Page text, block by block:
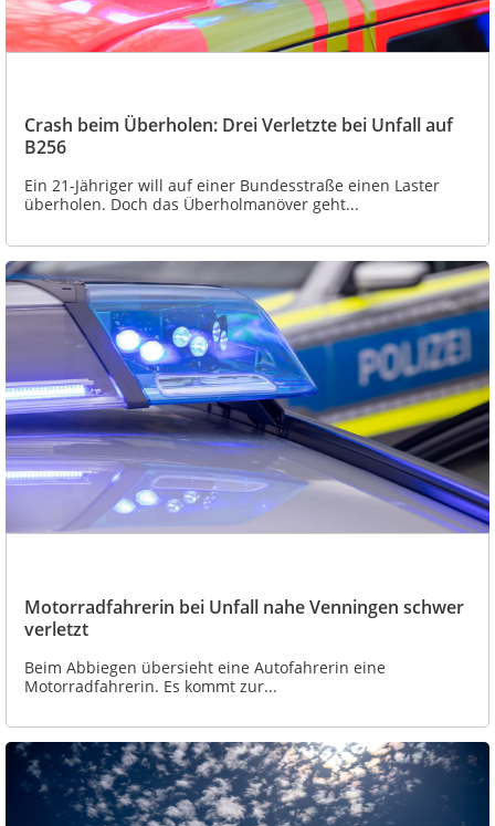
Crash beim Überholen: Drei Verletzte bei Unfall auf
B256
Ein 21-Jähriger will auf einer Bundesstraße einen Laster
überholen. Doch das Überholmanöver geht...
Motorradfahrerin bei Unfall nahe Venningen schwer
verletzt
Beim Abbiegen übersieht eine Autofahrerin eine
Motorradfahrerin. Es kommt zur...